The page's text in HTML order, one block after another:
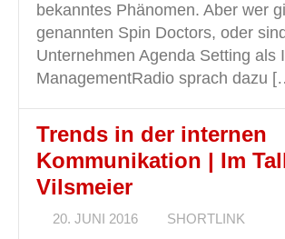
bekanntes Phänomen. Aber wer
genannten Spin Doctors, oder
Unternehmen Agenda Setting als
ManagementRadio sprach dazu
Trends in der internen
Kommunikation | Im
Vilsmeier
20. JUNI 2016 SHORTLINK